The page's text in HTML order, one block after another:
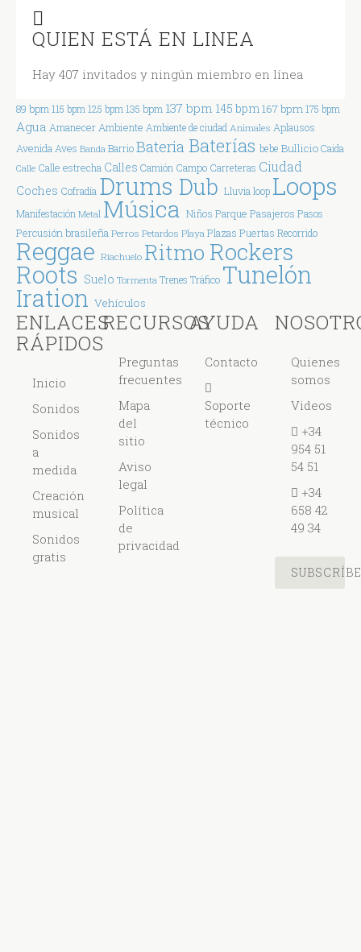
QUIEN ESTÁ EN LINEA
Hay 407 invitados y ningún miembro en línea
89 bpm 115 bpm 125 bpm 135 bpm 137 bpm 145 bpm167 bpm175 bpm
Agua Amanecer Ambiente Ambiente de ciudad Animales Aplausos
Avenida Aves Banda BarrioBateria Baterías bebe BullicioCaida
Calle Calle estrecha Calles Camión Campo Carreteras Ciudad
Coches Cofradía Drums Dub Lluvia loop Loops
Manifestación Metal Música Niños Parque Pasajeros Pasos
Percusión brasileña Perros Petardos Playa Plazas Puertas Recorrido
Reggae Riachuelo Ritmo Rockers
Roots Suelo Tormenta Trenes Tráfico Tunelón
Iration Vehículos
ENLACES
RÁPIDOS
Inicio
Sonidos
Sonidos
a
medida
Creación
musical
Sonidos
gratis
RECURSOS
Preguntas
frecuentes
Mapa
del
sitio
Aviso
legal
Política
de
privacidad
AYUDA
Contacto
Soporte
técnico
Quienes
somos
Videos
+34
954 51
54 51
+34
658 42
49 34